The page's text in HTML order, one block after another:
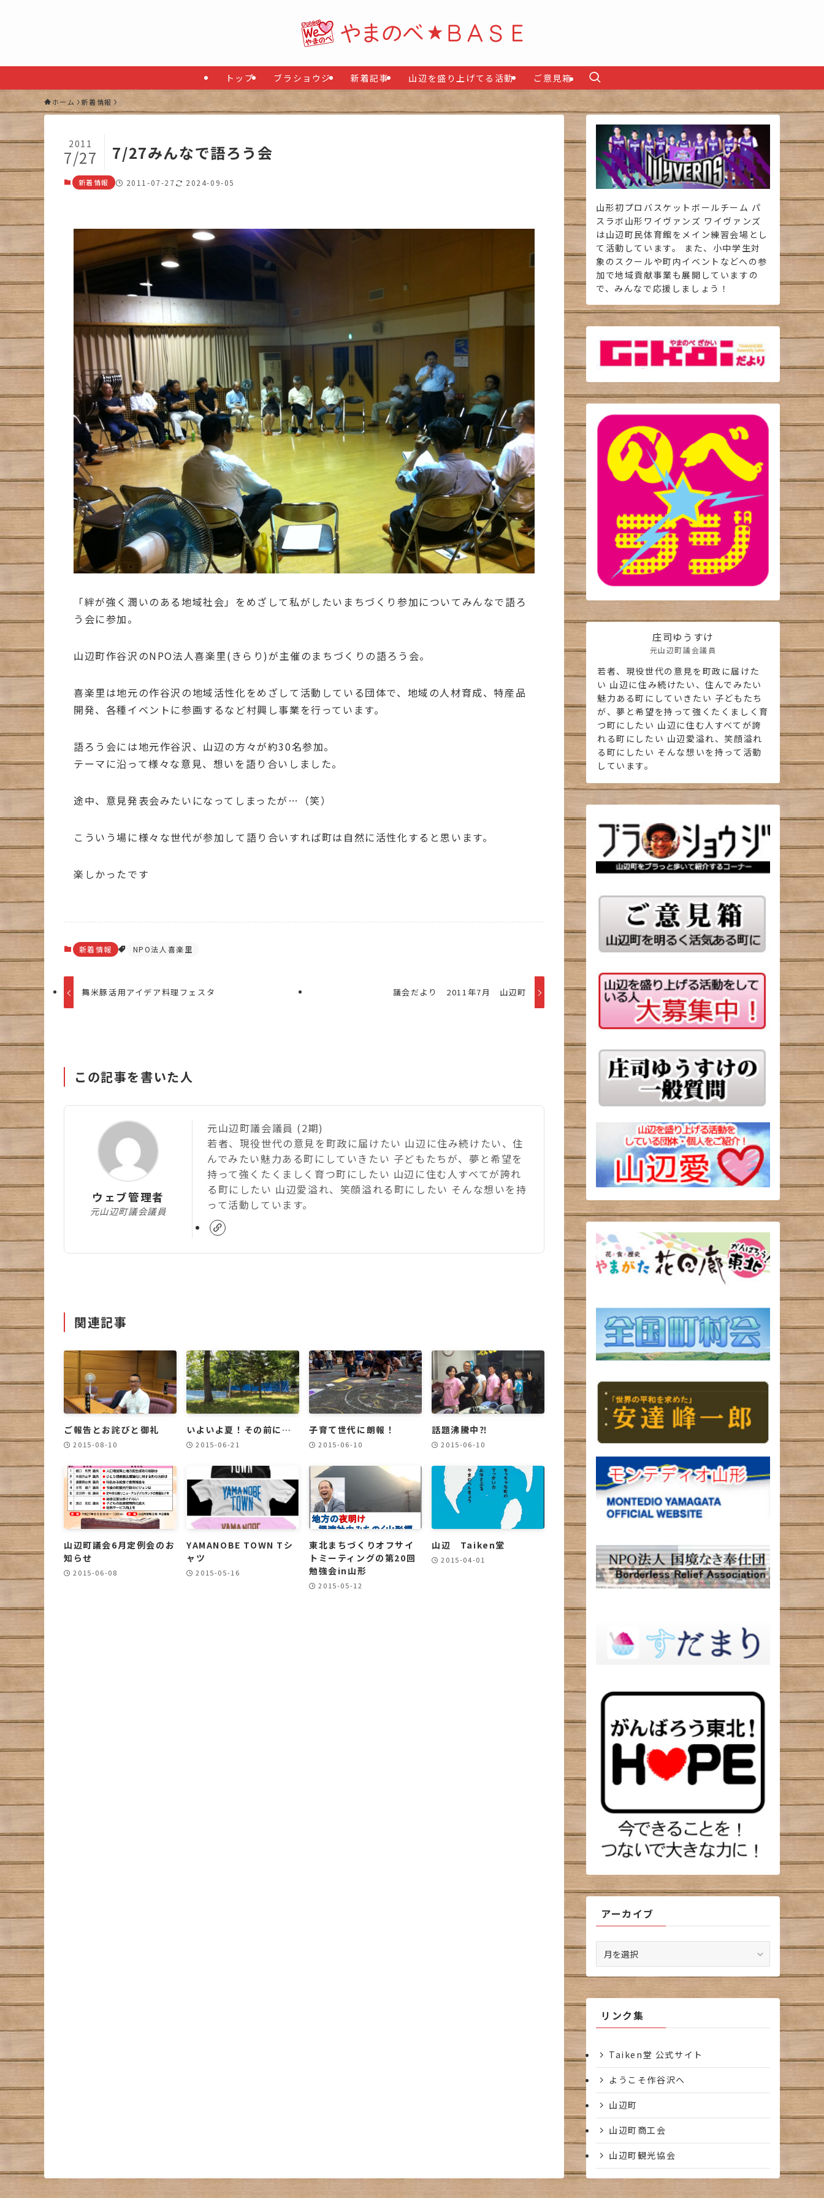
トップ ブラショウジ 新着記事 山辺を盛り上げてる活動 ご意見箱
ホーム 新着情報
7/27みんなで語ろう会
2011
7/27
新着情報 2011-07-27 2024-09-05
「絆が強く潤いのある地域社会」をめざして私がしたいまちづくり参加についてみんなで語ろ
う会に参加。
山辺町作谷沢のNPO法人喜楽里(きらり)が主催のまちづくりの語ろう会。
喜楽里は地元の作谷沢の地域活性化をめざして活動している団体で、地域の人材育成、特産品
開発、各種イベントに参画するなど村興し事業を行っています。
語ろう会には地元作谷沢、山辺の方々が約30名参加。
テーマに沿って様々な意見、想いを語り合いしました。
途中、意見発表会みたいになってしまったが…（笑）
こういう場に様々な世代が参加して語り合いすれば町は自然に活性化すると思います。
楽しかったです
新着情報 NPO法人喜楽里
舞米豚活用アイデア料理フェスタ 議会だより 2011年7月 山辺町
この記事を書いた人
ウェブ管理者
元山辺町議会議員
元山辺町議会議員 (2期)
若者、現役世代の意見を町政に届けたい 山辺に住み続けたい、住
んでみたい魅力ある町にしていきたい 子どもたちが、夢と希望を
持って強くたくましく育つ町にしたい 山辺に住む人すべてが誇れ
る町にしたい 山辺愛溢れ、笑顔溢れる町にしたい そんな想いを持
って活動しています。
関連記事
ご報告とお詫びと御礼
2015-08-10
いよいよ夏！その前に…
2015-06-21
子育て世代に朗報！
2015-06-10
話題沸騰中⁈
2015-06-10
山辺町議会6月定例会のお
知らせ
2015-06-08
YAMANOBE TOWN Tシ
ャツ
2015-05-16
東北まちづくりオフサイ
トミーティングの第20回
勉強会in山形
2015-05-12
山辺 Taiken堂
2015-04-01
山形初プロバスケットボールチーム パ
スラボ山形ワイヴァンズ ワイヴァンズ
は山辺町民体育館をメイン練習会場とし
て活動しています。 また、小中学生対
象のスクールや町内イベントなどへの参
加で地域貢献事業も展開していますの
で、みんなで応援しましょう！
庄司ゆうすけ
元山辺町議会議員
若者、現役世代の意見を町政に届けた
い 山辺に住み続けたい、住んでみたい
魅力ある町にしていきたい 子どもたち
が、夢と希望を持って強くたくましく育
つ町にしたい 山辺に住む人すべてが誇
れる町にしたい 山辺愛溢れ、笑顔溢れ
る町にしたい そんな想いを持って活動
しています。
アーカイブ
ー
カ
ブ
リンク集
Taiken堂 公式サイト
ようこそ作谷沢へ
山辺町
山辺町商工会
山辺町観光協会